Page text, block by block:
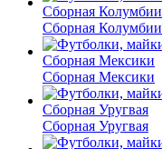
Сборная Колумбии
Сборная Мексики
Сборная Уругвая